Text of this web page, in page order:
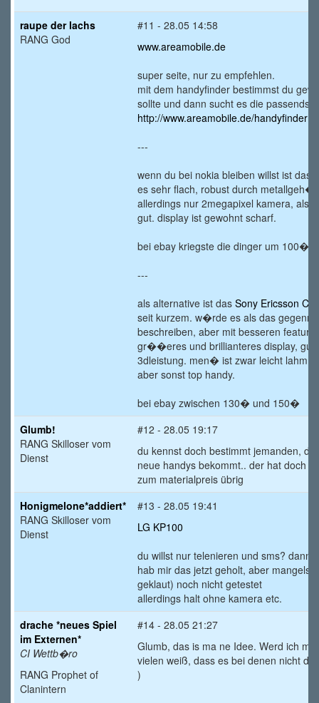
raupe der lachs
RANG God
#11 - 28.05 14:58
www.areamobile.de
super seite, nur zu empfehlen.
mit dem handyfinder bestimmst du
sollte und dann sucht es die
http://www.areamobile.de/handyfinder
---
wenn du bei nokia bleiben willst ist das
es sehr flach, robust durch
allerdings nur 2megapixel kamera,
gut. display ist gewohnt scharf.
bei ebay kriegste die dinger um 100�
---
als alternative ist das Sony Ericsson
seit kurzem. w�rde es als das
beschreiben, aber mit besseren
gr��eres und brillianteres display,
3dleistung. men� ist zwar leicht lahm,
aber sonst top handy.
bei ebay zwischen 130� und 150�
Glumb!
RANG Skilloser vom
Dienst
#12 - 28.05 19:17
du kennst doch bestimmt jemanden,
neue handys bekommt.. der hat doch
zum materialpreis übrig
Honigmelone*addiert*
RANG Skilloser vom
Dienst
#13 - 28.05 19:41
LG KP100
du willst nur telenieren und sms? dann
hab mir das jetzt geholt, aber mangels
geklaut) noch nicht getestet
allerdings halt ohne kamera etc.
drache *neues Spiel
im Externen*
CI Wettb�ro
RANG Prophet of
Clanintern
#14 - 28.05 21:27
Glumb, das is ma ne Idee. Werd ich
vielen weiß, dass es bei denen nicht
)